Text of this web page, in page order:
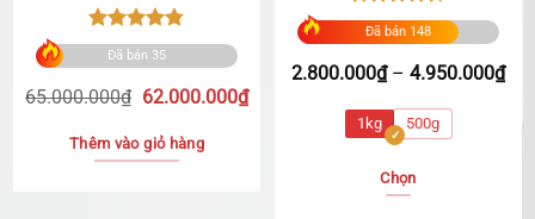
Được xếp
hạng4.73
Đã bán 35
65.000.000₫ Giá
là:
65.000.000₫.
62.000.000₫Giá
Thêm vào giỏ hàng
Được xếp
hạng4.46
Đã bán 148
2.800.000₫ – 4.950.000₫
1kg 500g
Chọn